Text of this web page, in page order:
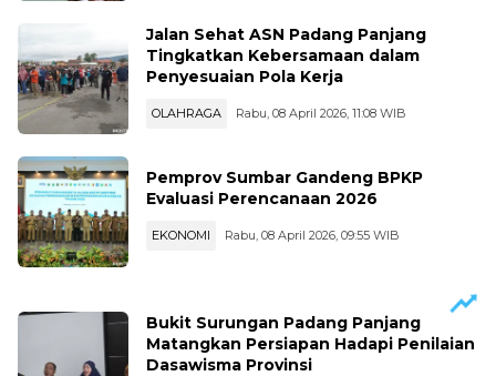
Jalan Sehat ASN Padang Panjang
Tingkatkan Kebersamaan dalam
Penyesuaian Pola Kerja
OLAHRAGA Rabu, 08 April 2026, 11:08 WIB
Pemprov Sumbar Gandeng BPKP
Evaluasi Perencanaan 2026
EKONOMI Rabu, 08 April 2026, 09:55 WIB
Bukit Surungan Padang Panjang
Matangkan Persiapan Hadapi Penilaian
Dasawisma Provinsi